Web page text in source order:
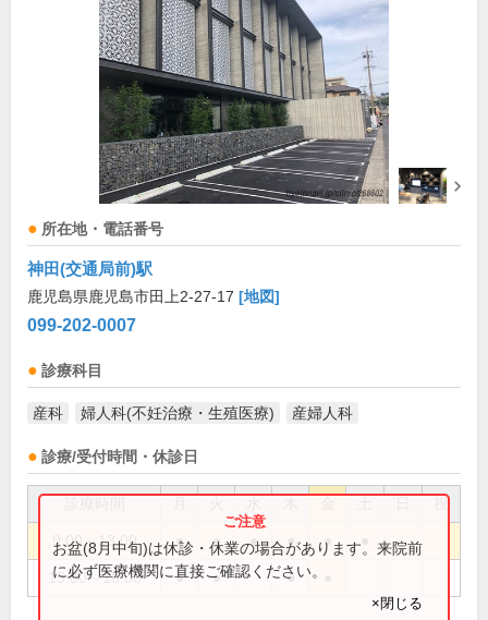
所在地・電話番号
神田(交通局前)駅
鹿児島県鹿児島市田上2-27-17 [地図]
099-202-0007
診療科目
産科 婦人科(不妊治療・生殖医療) 産婦人科
診療/受付時間・休診日
祝
9:00～13:00 ● ● ● ● ●
15:00～18:00 ● ● ●
お盆(8月中旬)は休診・休業の場合があります。来院前
に必ず医療機関に直接ご確認ください。
×閉じる